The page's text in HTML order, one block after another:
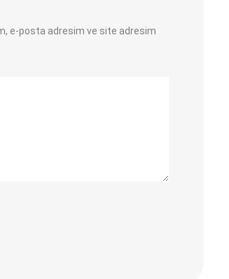
e-posta adresim ve site adresim